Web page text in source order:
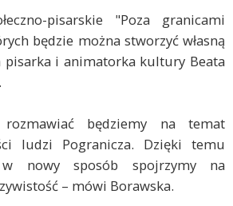
pisarskie "Poza granicami
będzie można stworzyć własną
pisarka i animatorka kultury Beata
rozmawiać będziemy na temat
ludzi Pogranicza. Dzięki temu
nowy sposób spojrzymy na
– mówi Borawska.